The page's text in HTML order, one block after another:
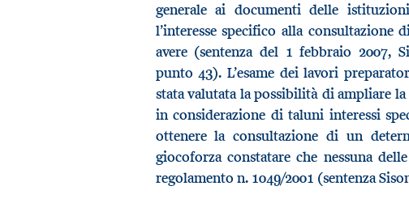
generale ai documenti delle
l’interesse specifico alla
avere (sentenza del 1 febbraio 2007,
punto 43). L’esame dei lavori
stata valutata la possibilità di ampliare
in considerazione di taluni interessi
ottenere la consultazione di un
giocoforza constatare che nessuna
regolamento n. 1049/2001 (sentenza